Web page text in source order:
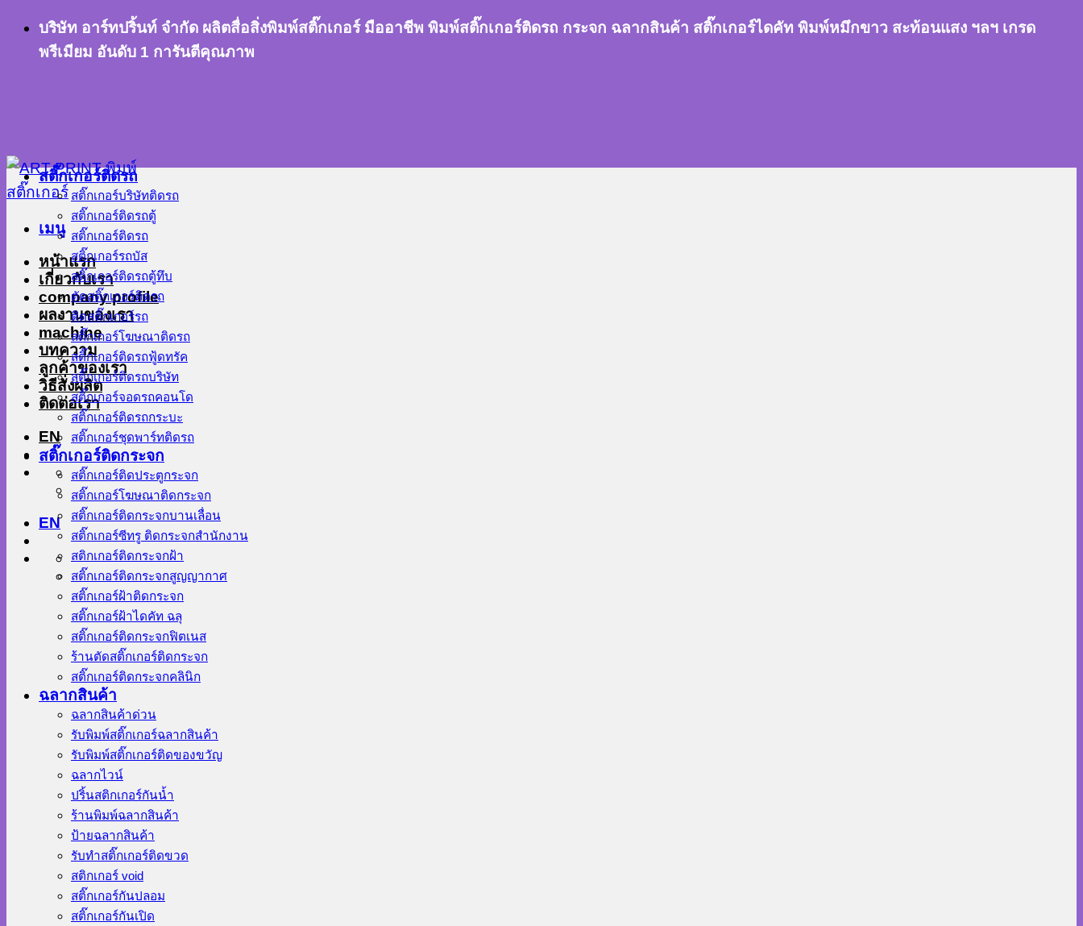
ข้าม บริษัท อาร์ทปริ้นท์ จำกัด ผลิตสื่อสิ่งพิมพ์สติ๊กเกอร์ มืออาชีพ พิมพ์สติ๊กเกอร์ติดรถ กระจก ฉลากสินค้า สติ๊กเกอร์ไดคัท พิมพ์หมึกขาว สะท้อนแสง ฯลฯ เกรด
พรีเมียม อันดับ 1 การันตีคุณภาพ
เมนู
หน้าแรก
เกี่ยวกับเรา
company profile
ผลงานของเรา
machine
บทความ
ลูกค้าของเรา
วิธีสั่งผลิต
ติดต่อเรา
EN
EN
สติ๊กเกอร์ติดรถ
สติ๊กเกอร์บริษัทติดรถ
สติ๊กเกอร์ติดรถตู้
สติ๊กเกอร์ติดรถ
สติ๊กเกอร์รถบัส
สติ๊กเกอร์ติดรถตู้ทึบ
ตัดสติ๊กเกอร์ติดรถ
ติดสติ๊กเกอร์รถ
สติ๊กเกอร์โฆษณาติดรถ
สติ๊กเกอร์ติดรถฟู้ดทรัค
สติ๊กเกอร์ติดรถบริษัท
สติ๊กเกอร์จอดรถคอนโด
สติ๊กเกอร์ติดรถกระบะ
สติ๊กเกอร์ชุดพาร์ทติดรถ
สติ๊กเกอร์ติดกระจก
สติ๊กเกอร์ติดประตูกระจก
สติ๊กเกอร์โฆษณาติดกระจก
สติ๊กเกอร์ติดกระจกบานเลื่อน
สติ๊กเกอร์ซีทรู ติดกระจกสำนักงาน
สติกเกอร์ติดกระจกฝ้า
สติ๊กเกอร์ติดกระจกสูญญากาศ
สติ๊กเกอร์ฝ้าติดกระจก
สติ๊กเกอร์ฝ้าไดคัท ฉลุ
สติ๊กเกอร์ติดกระจกฟิตเนส
ร้านตัดสติ๊กเกอร์ติดกระจก
สติ๊กเกอร์ติดกระจกคลินิก
ฉลากสินค้า
ฉลากสินค้าด่วน
รับพิมพ์สติ๊กเกอร์ฉลากสินค้า
รับพิมพ์สติ๊กเกอร์ติดของขวัญ
ฉลากไวน์
ปริ้นสติกเกอร์กันน้ำ
ร้านพิมพ์ฉลากสินค้า
ป้ายฉลากสินค้า
รับทำสติ๊กเกอร์ติดขวด
สติกเกอร์ void
สติ๊กเกอร์กันปลอม
สติ๊กเกอร์กันเปิด